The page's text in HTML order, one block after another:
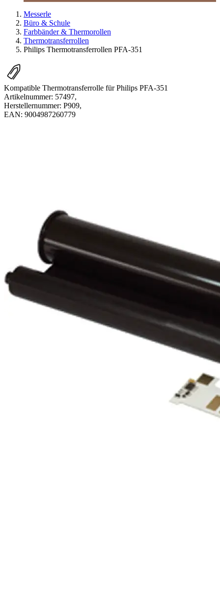
Messerle
Büro & Schule
Farbbänder & Thermorollen
Thermotransferrollen
Philips Thermotransferrollen PFA-351
Kompatible Thermotransferrolle für Philips PFA-351
Artikelnummer: 57497,
Herstellernummer: P909,
EAN: 9004987260779